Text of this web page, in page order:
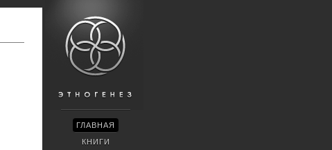
ГЛАВНАЯ
КНИГИ